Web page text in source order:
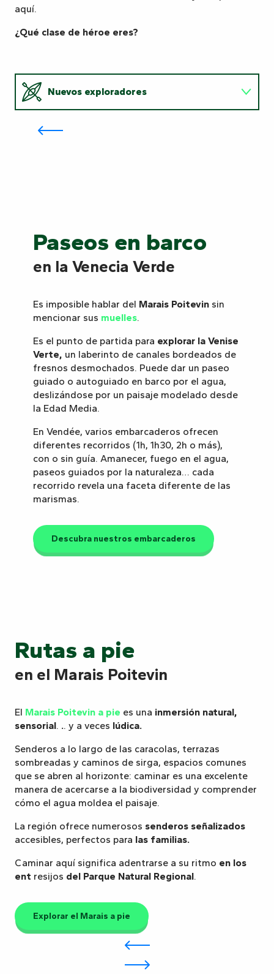
aquí.
¿Qué clase de héroe eres?
Nuevos exploradores
Guardianes de la naturaleza
Nuevos
Llévese a casa un fragmento del
Marais Poitevin: Les Drôles de
Guardianes
Cuentacuentos
Paseos en barco
en la Venecia Verde
Es imposible hablar del Marais Poitevin sin
mencionar sus muelles.
Es el punto de partida para explorar la Venise
Verte, un laberinto de canales bordeados de
fresnos desmochados. Puede dar un paseo
guiado o autoguiado en barco por el agua,
deslizándose por un paisaje modelado desde
la Edad Media.
En Vendée, varios embarcaderos ofrecen
diferentes recorridos (1h, 1h30, 2h o más),
con o sin guía. Amanecer, fuego en el agua,
paseos guiados por la naturaleza… cada
recorrido revela una faceta diferente de las
marismas.
Descubra nuestros embarcaderos
Rutas a pie
en el Marais Poitevin
El Marais Poitevin a pie es una inmersión natural,
sensorial. .. y a veces lúdica.
Senderos a lo largo de las caracolas, terrazas
sombreadas y caminos de sirga, espacios comunes
que se abren al horizonte: caminar es una excelente
manera de acercarse a la biodiversidad y comprender
cómo el agua moldea el paisaje.
La región ofrece numerosos senderos señalizados
accesibles, perfectos para las familias.
Caminar aquí significa adentrarse a su ritmo en los
ent resijos del Parque Natural Regional.
Explorar el Marais a pie